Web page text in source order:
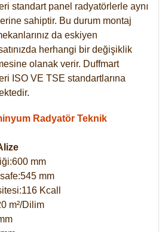
standart panel radyatörlerle aynı
sahiptir. Bu durum montaj
da eskiyen
herhangi bir değişiklik
olanak verir. Duffmart
ISO VE TSE standartlarına
Radyatör Teknik
mm
mm
Kcall
m²/Dilim